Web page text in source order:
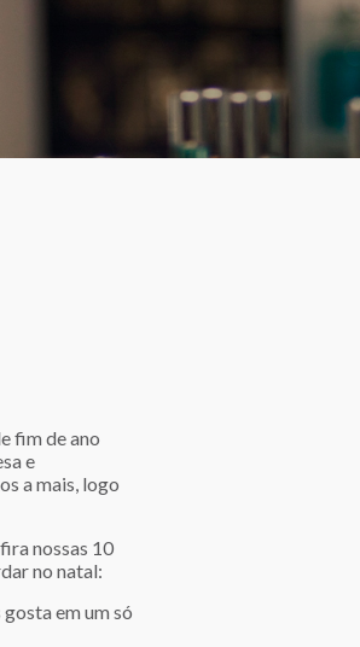
fim de ano
e
a mais, logo
nossas 10
no natal:
em um só